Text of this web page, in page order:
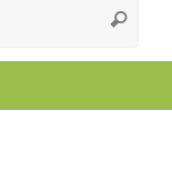
Buscar